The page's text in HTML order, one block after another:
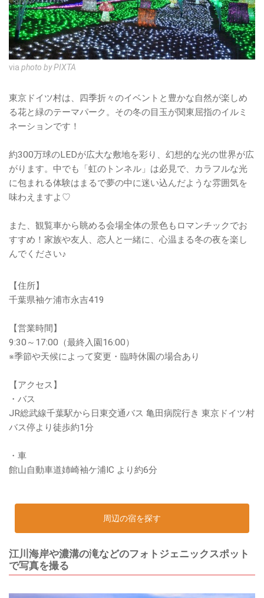
via photo by PIXTA
東京ドイツ村は、四季折々のイベントと豊かな自然が楽しめ
る花と緑のテーマパーク。その冬の目玉が関東屈指のイルミ
ネーションです！
約300万球のLEDが広大な敷地を彩り、幻想的な光の世界が広
がります。中でも「虹のトンネル」は必見で、カラフルな光
に包まれる体験はまるで夢の中に迷い込んだような雰囲気を
味わえますよ♡
また、観覧車から眺める会場全体の景色もロマンチックでお
すすめ！家族や友人、恋人と一緒に、心温まる冬の夜を楽し
んでください♪
【住所】
千葉県袖ケ浦市永吉419
【営業時間】
9:30～17:00（最終入園16:00）
※季節や天候によって変更・臨時休園の場合あり
【アクセス】
・バス
JR総武線千葉駅から日東交通バス 亀田病院行き 東京ドイツ村
バス停より徒歩約1分
・車
館山自動車道姉崎袖ケ浦IC より約6分
周辺の宿を探す
江川海岸や濃溝の滝などのフォトジェニックスポット
で写真を撮る